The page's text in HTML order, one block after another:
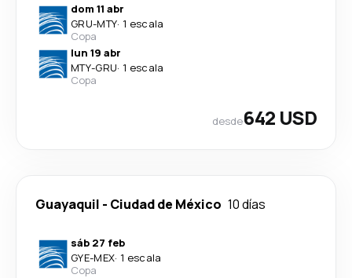
dom 11 abr
GRU-MTY· 1 escala
Copa
lun 19 abr
MTY-GRU· 1 escala
Copa
desde642 USD
Guayaquil - Ciudad de México 10 días
sáb 27 feb
GYE-MEX· 1 escala
Copa